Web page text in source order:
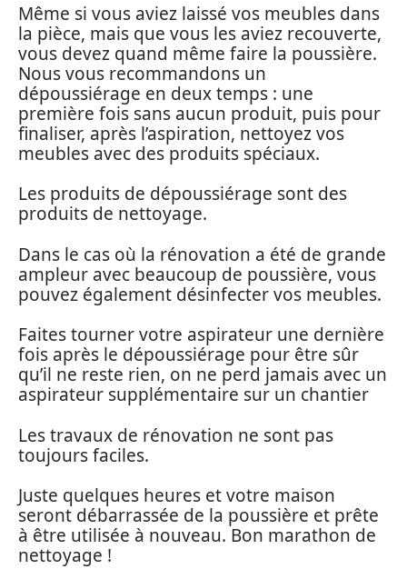
Même si vous aviez laissé vos meubles dans
la pièce, mais que vous les aviez recouverte,
vous devez quand même faire la poussière.
Nous vous recommandons un
dépoussiérage en deux temps : une
première fois sans aucun produit, puis pour
finaliser, après l’aspiration, nettoyez vos
meubles avec des produits spéciaux.
Les produits de dépoussiérage sont des
produits de nettoyage.
Dans le cas où la rénovation a été de grande
ampleur avec beaucoup de poussière, vous
pouvez également désinfecter vos meubles.
Faites tourner votre aspirateur une dernière
fois après le dépoussiérage pour être sûr
qu’il ne reste rien, on ne perd jamais avec un
aspirateur supplémentaire sur un chantier
Les travaux de rénovation ne sont pas
toujours faciles.
Juste quelques heures et votre maison
seront débarrassée de la poussière et prête
à être utilisée à nouveau. Bon marathon de
nettoyage !